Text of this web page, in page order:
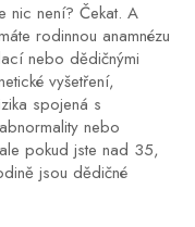
nic není? Čekat. A
rodinnou anamnézu
nebo dědičnými
vyšetření,
spojená s
nebo
pokud jste nad 35,
jsou dědičné